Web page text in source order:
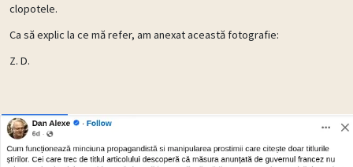
clopotele.
Ca să explic la ce mă refer, am anexat această fotografie:
Z. D.